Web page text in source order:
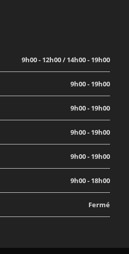
9h00 - 12h00 / 14h00 - 19h00
9h00 - 19h00
9h00 - 19h00
9h00 - 19h00
9h00 - 19h00
9h00 - 18h00
Fermé